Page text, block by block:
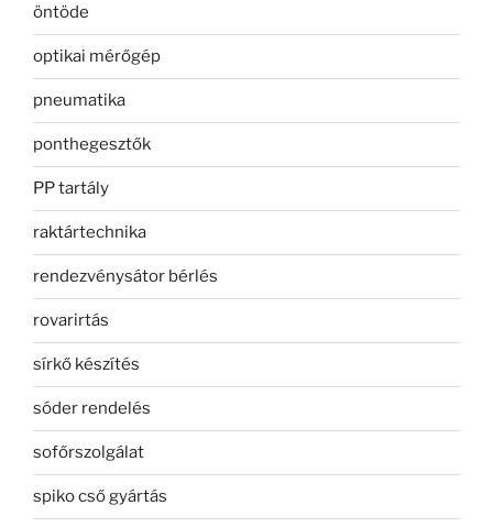
öntöde
optikai mérőgép
pneumatika
ponthegesztők
PP tartály
raktártechnika
rendezvénysátor bérlés
rovarirtás
sírkő készítés
sóder rendelés
sofőrszolgálat
spiko cső gyártás